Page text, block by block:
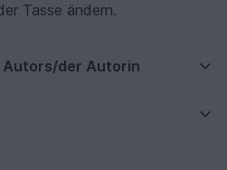
Tasse ändern.
Autors/der Autorin